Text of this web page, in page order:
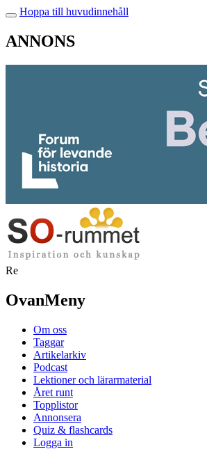
Hoppa till huvudinnehåll
ANNONS
Re
OvanMeny
Om oss
Taggar
Artikelarkiv
Podcast
Lektioner och lärarmaterial
Året runt
Topplistor
Annonsera
Quiz & flashcards
Logga in